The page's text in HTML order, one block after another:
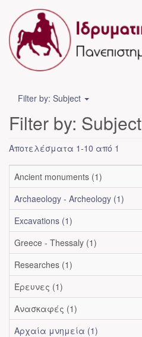
Filter by: Subject
Filter by: Subject
Αποτελέσματα 1-10 από 1
Ancient monuments (1)
Archaeology - Archeology (1)
Excavations (1)
Greece - Thessaly (1)
Researches (1)
Έρευνες (1)
Ανασκαφές (1)
Αρχαία μνημεία (1)